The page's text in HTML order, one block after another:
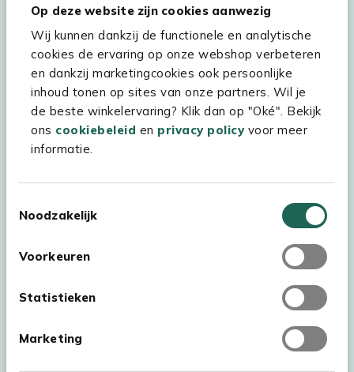
Op deze website zijn cookies aanwezig
Wij kunnen dankzij de functionele en analytische
cookies de ervaring op onze webshop verbeteren
en dankzij marketingcookies ook persoonlijke
inhoud tonen op sites van onze partners. Wil je
de beste winkelervaring? Klik dan op "Oké". Bekijk
ons cookiebeleid en privacy policyvoor meer
informatie.
Noodzakelijk
Voorkeuren
Statistieken
Marketing
Hulp & service
Assortiment
Kees Smit Tuinmeubelen
Experience Stores XXL